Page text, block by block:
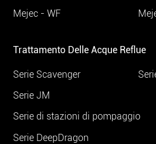
Mejec - WF
Trattamento Delle Acque Reflue
Serie Scavenger
Serie JM
Serie di stazioni di pompaggio
Serie DeepDragon